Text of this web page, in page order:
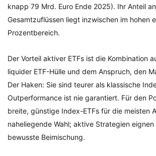
knapp 79 Mrd. Euro Ende 2025). Ihr Anteil
Gesamtzuflüssen liegt inzwischen im hohen
Prozentbereich.
Der Vorteil aktiver ETFs ist die Kombination
liquider ETF-Hülle und dem Anspruch, den
Der Haken: Sie sind teurer als klassische
Outperformance ist nie garantiert. Für den
breite, günstige Index-ETFs für die meisten
naheliegende Wahl; aktive Strategien eignen
bewusste Beimischung.